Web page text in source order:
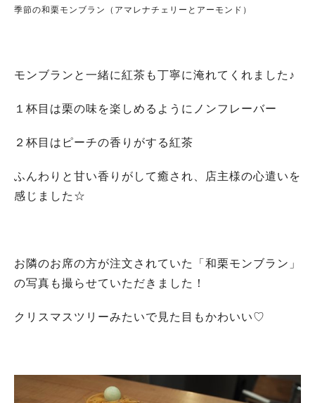
季節の和栗モンブラン（アマレナチェリーとアーモンド）
モンブランと一緒に紅茶も丁寧に淹れてくれました♪
１杯目は栗の味を楽しめるようにノンフレーバー
２杯目はピーチの香りがする紅茶
ふんわりと甘い香りがして癒され、店主様の心遣いを
感じました☆
お隣のお席の方が注文されていた「和栗モンブラン」
の写真も撮らせていただきました！
クリスマスツリーみたいで見た目もかわいい♡